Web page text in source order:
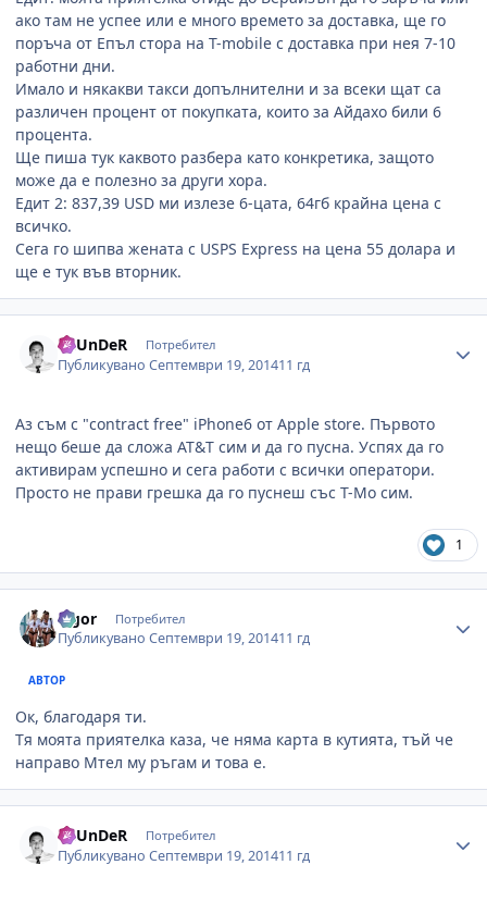
ако там не успее или е много времето за доставка, ще го
поръча от Епъл стора на T-mobile с доставка при нея 7-10
работни дни.
Имало и някакви такси допълнителни и за всеки щат са
различен процент от покупката, които за Айдахо били 6
процента.
Ще пиша тук каквото разбера като конкретика, защото
може да е полезно за други хора.
Едит 2: 837,39 USD ми излезе 6-цата, 64гб крайна цена с
всичко.
Сега го шипва жената с USPS Express на цена 55 долара и
ще е тук във вторник.
ThUnDeR Потребител
ПубликуваноСептември 19, 201411 гд
Аз съм с "contract free" iPhone6 от Apple store. Първото
нещо беше да сложа АТ&Т сим и да го пусна. Успях да го
активирам успешно и сега работи с всички оператори.
Просто не прави грешка да го пуснеш със T-Mo сим.
1
algor Потребител
ПубликуваноСептември 19, 201411 гд
АВТОР
Ок, благодаря ти.
Тя моята приятелка каза, че няма карта в кутията, тъй че
направо Мтел му ръгам и това е.
ThUnDeR Потребител
ПубликуваноСептември 19, 201411 гд